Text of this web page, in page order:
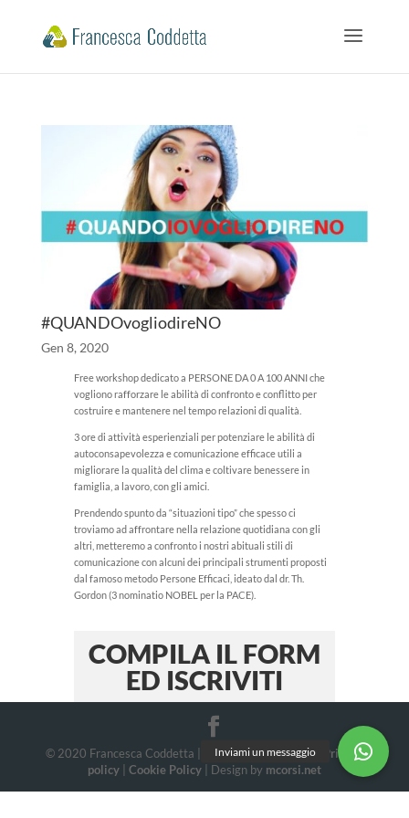
#QUANDOvogliodireNO
Gen 8, 2020
Free workshop dedicato a PERSONE DA 0 A 100 ANNI che
vogliono rafforzare le abilità di confronto e conflitto per
costruire e mantenere nel tempo relazioni di qualità.
3 ore di attività esperienziali per potenziare le abilità di
autoconsapevolezza e comunicazione efficace utili a
migliorare la qualità del clima e coltivare benessere in
famiglia, a lavoro, con gli amici.
Prendendo spunto da “situazioni tipo” che spesso ci
troviamo ad affrontare nella relazione quotidiana con gli
altri, metteremo a confronto i nostri abituali stili di
comunicazione con alcuni dei principali strumenti proposti
dal famoso metodo Persone Efficaci, ideato dal dr. Th.
Gordon (3 nominatio NOBEL per la PACE).
COMPILA IL FORM
ED ISCRIVITI
© 2020 Francesca Coddetta | P.IVA 11900771004 |
Privacy
policy| Cookie Policy| Design by mcorsi.net